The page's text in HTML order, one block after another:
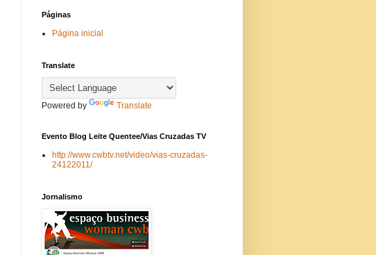
Páginas
Página inicial
Translate
Powered by Translate
Evento Blog Leite Quentee/Vias Cruzadas TV
http://www.cwbtv.net/video/vias-cruzadas-
24122011/
Jornalismo